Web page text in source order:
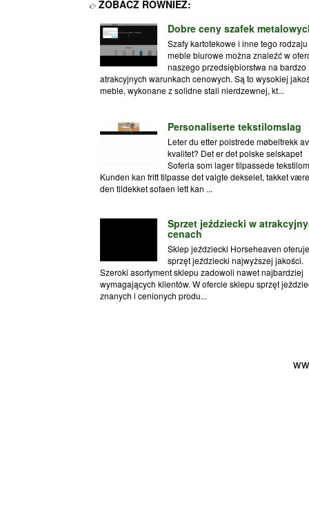
ZOBACZ RÓWNIEŻ:
Dobre ceny szafek
Szafy kartotekowe i inne tego rodzaju
meble biurowe można znaleźć w
naszego przedsiębiorstwa na bardzo
atrakcyjnych warunkach cenowych. Są to wysokiej
meble, wykonane z solidne stali nierdzewnej, kt...
Personaliserte tekstilomslag
Leter du etter polstrede møbeltrekk
kvalitet? Det er det polske selskapet
Soferia som lager tilpassede
Kunden kan fritt tilpasse det valgte dekselet, takket
den tildekket sofaen lett kan ...
Sprzet jeździecki w
cenach
Sklep jeździecki Horseheaven oferuje
sprzęt jeździecki najwyższej jakości.
Szeroki asortyment sklepu zadowoli nawet najbardziej
wymagających klientów. W ofercie sklepu sprzęt
znanych i cenionych produ...